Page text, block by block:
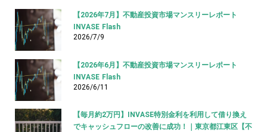
【2026年7月】不動産投資市場マンスリーレポート
INVASE Flash
2026/7/9
【2026年6月】不動産投資市場マンスリーレポート
INVASE Flash
2026/6/11
【毎月約2万円】INVASE特別金利を利用して借り換え
でキャッシュフローの改善に成功！｜東京都江東区【不